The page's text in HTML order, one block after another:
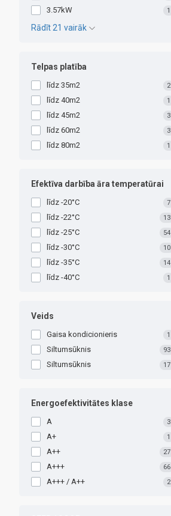
3.57kW 1
Rādīt 21 vairāk
Telpas platība
līdz 35m2 2
līdz 40m2 1
līdz 45m2 3
līdz 60m2 3
līdz 80m2 1
Efektīva darbība āra temperatūrai
līdz -20°C 7
līdz -22°C 13
līdz -25°C 54
līdz -30°C 10
līdz -35°C 14
līdz -40°C 1
Veids
Gaisa kondicionieris 1
Siltumsūknis 93
Siltumsūknis 17
Energoefektivitātes klase
A 3
A+ 1
A++ 27
A+++ 66
A+++ / A++ 2